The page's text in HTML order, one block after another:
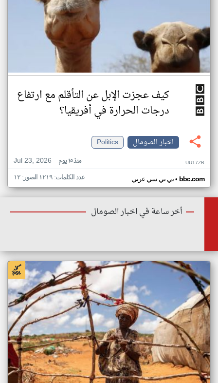
كيف عجزت الإبل عن التأقلم مع ارتفاع
درجات الحرارة في أفريقيا؟
اخبار الصومال
Politics
Jul 23, 2026
منذ ١٥ يوم UU17ZB
بي بي سي عربي• bbc.com عدد الكلمات: ١٢١٩ الصور: ١٢
أخر ساعة في اخبار الصومال